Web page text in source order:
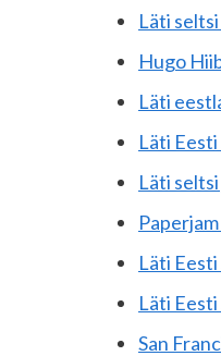
Läti
Hugo
Läti
Läti
Läti
Läti
Läti
San